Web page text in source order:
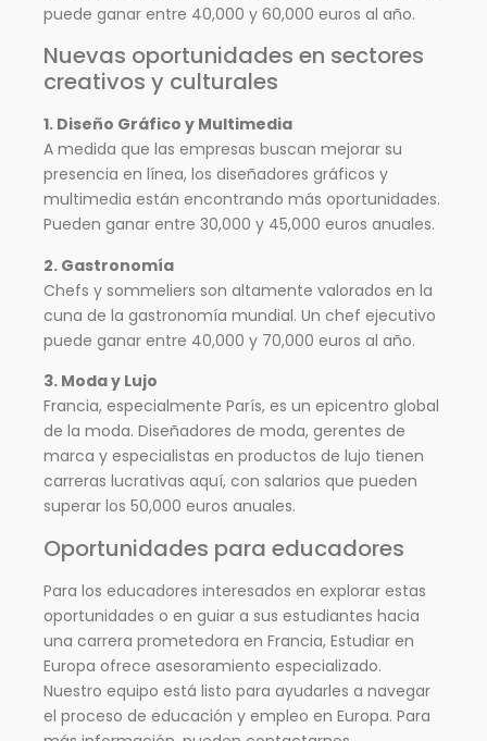
puede ganar entre 40,000 y 60,000 euros al año.
Nuevas oportunidades en sectores
creativos y culturales
1. Diseño Gráfico y Multimedia
A medida que las empresas buscan mejorar su
presencia en línea, los diseñadores gráficos y
multimedia están encontrando más oportunidades.
Pueden ganar entre 30,000 y 45,000 euros anuales.
2. Gastronomía
Chefs y sommeliers son altamente valorados en la
cuna de la gastronomía mundial. Un chef ejecutivo
puede ganar entre 40,000 y 70,000 euros al año.
3. Moda y Lujo
Francia, especialmente París, es un epicentro global
de la moda. Diseñadores de moda, gerentes de
marca y especialistas en productos de lujo tienen
carreras lucrativas aquí, con salarios que pueden
superar los 50,000 euros anuales.
Oportunidades para educadores
Para los educadores interesados en explorar estas
oportunidades o en guiar a sus estudiantes hacia
una carrera prometedora en Francia, Estudiar en
Europa ofrece asesoramiento especializado.
Nuestro equipo está listo para ayudarles a navegar
el proceso de educación y empleo en Europa. Para